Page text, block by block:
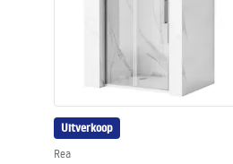
Uitverkoop
Rea